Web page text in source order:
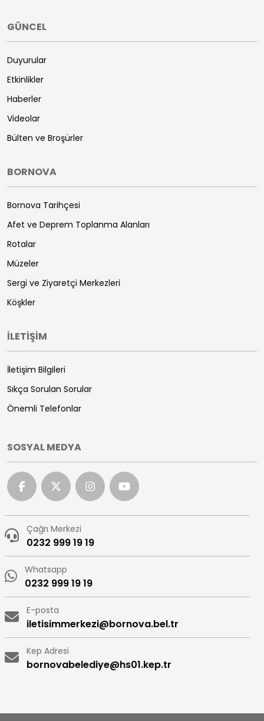
GÜNCEL
Duyurular
Etkinlikler
Haberler
Videolar
Bülten ve Broşürler
BORNOVA
Bornova Tarihçesi
Afet ve Deprem Toplanma Alanları
Rotalar
Müzeler
Sergi ve Ziyaretçi Merkezleri
Köşkler
İLETİŞİM
İletişim Bilgileri
Sıkça Sorulan Sorular
Önemli Telefonlar
SOSYAL MEDYA
Çağrı Merkezi
0232 999 19 19
Whatsapp
0232 999 19 19
E-posta
iletisimmerkezi@bornova.bel.tr
Kep Adresi
bornovabelediye@hs01.kep.tr